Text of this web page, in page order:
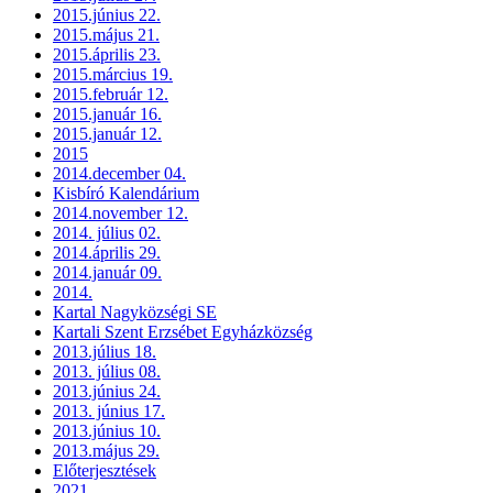
2015.június 22.
2015.május 21.
2015.április 23.
2015.március 19.
2015.február 12.
2015.január 16.
2015.január 12.
2015
2014.december 04.
Kisbíró Kalendárium
2014.november 12.
2014. július 02.
2014.április 29.
2014.január 09.
2014.
Kartal Nagyközségi SE
Kartali Szent Erzsébet Egyházközség
2013.július 18.
2013. július 08.
2013.június 24.
2013. június 17.
2013.június 10.
2013.május 29.
Előterjesztések